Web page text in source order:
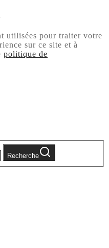
utilisées pour traiter votre
sur ce site et à
politique de
Recherche